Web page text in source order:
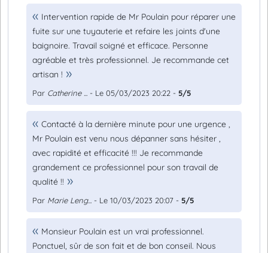
Intervention rapide de Mr Poulain pour réparer une
fuite sur une tuyauterie et refaire les joints d'une
baignoire. Travail soigné et efficace. Personne
agréable et très professionnel. Je recommande cet
artisan !
Par Catherine ... - Le 05/03/2023 20:22 - 5/5
Contacté à la dernière minute pour une urgence ,
Mr Poulain est venu nous dépanner sans hésiter ,
avec rapidité et efficacité !!! Je recommande
grandement ce professionnel pour son travail de
qualité !!
Par Marie Leng... - Le 10/03/2023 20:07 - 5/5
Monsieur Poulain est un vrai professionnel.
Ponctuel, sûr de son fait et de bon conseil. Nous